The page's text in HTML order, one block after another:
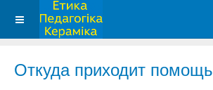
Откуда приходит помощь